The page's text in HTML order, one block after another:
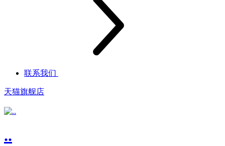
联系我们
天猫旗舰店
..